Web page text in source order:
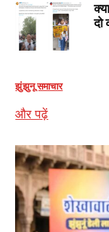
दो
झुंझुनू समाचार
और पढ़ें